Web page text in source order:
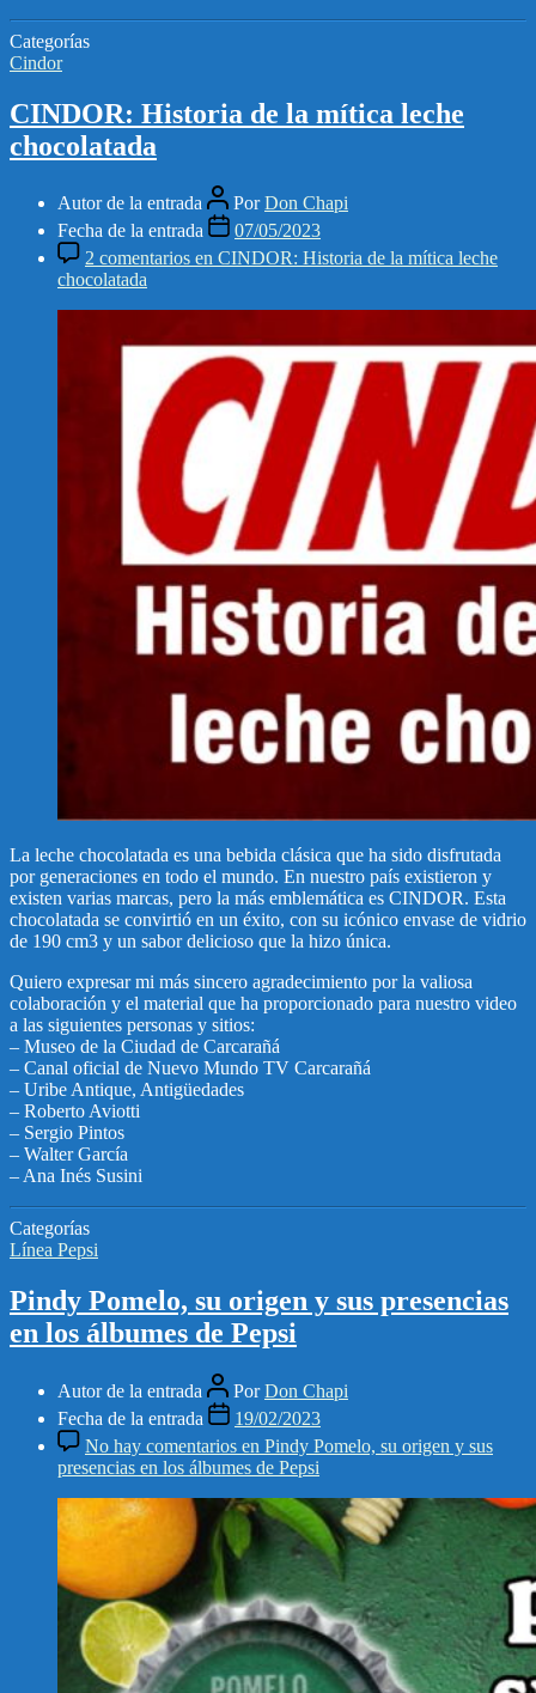
Categorías
Cindor
CINDOR: Historia de la mítica leche
chocolatada
Autor de la entrada PorDon Chapi
Fecha de la entrada
07/05/2023
2 comentarios en CINDOR: Historia de la mítica leche
chocolatada
La leche chocolatada es una bebida clásica que ha sido disfrutada
por generaciones en todo el mundo. En nuestro país existieron y
existen varias marcas, pero la más emblemática es CINDOR. Esta
chocolatada se convirtió en un éxito, con su icónico envase de vidrio
de 190 cm3 y un sabor delicioso que la hizo única.
Quiero expresar mi más sincero agradecimiento por la valiosa
colaboración y el material que ha proporcionado para nuestro video
a las siguientes personas y sitios:
– Museo de la Ciudad de Carcarañá
– Canal oficial de Nuevo Mundo TV Carcarañá
– Uribe Antique, Antigüedades
– Roberto Aviotti
– Sergio Pintos
– Walter García
– Ana Inés Susini
Categorías
Línea Pepsi
Pindy Pomelo, su origen y sus presencias
en los álbumes de Pepsi
Autor de la entrada PorDon Chapi
Fecha de la entrada
19/02/2023
No hay comentarios en Pindy Pomelo, su origen y sus
presencias en los álbumes de Pepsi